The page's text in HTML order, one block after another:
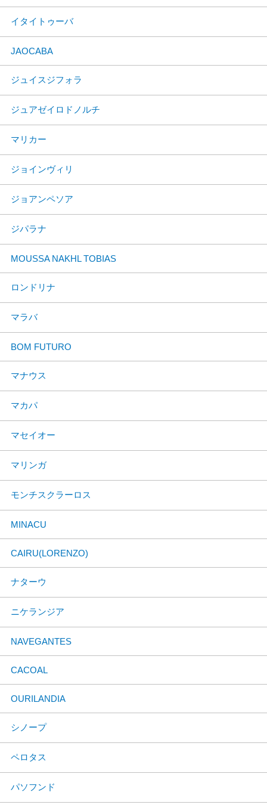
イタイトゥーバ
JAOCABA
ジュイスジフォラ
ジュアゼイロドノルチ
マリカー
ジョインヴィリ
ジョアンペソア
ジパラナ
MOUSSA NAKHL TOBIAS
ロンドリナ
マラバ
BOM FUTURO
マナウス
マカパ
マセイオー
マリンガ
モンチスクラーロス
MINACU
CAIRU(LORENZO)
ナターウ
ニケランジア
NAVEGANTES
CACOAL
OURILANDIA
シノープ
ペロタス
パソフンド